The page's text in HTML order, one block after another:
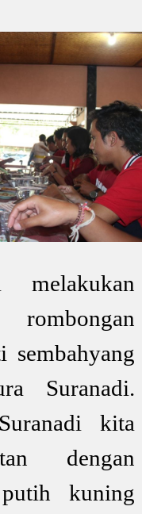
melakukan
sembahyang
Suranadi.
kita
dengan
kuning